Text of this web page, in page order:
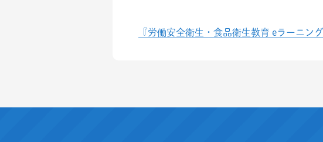
『労働安全衛生・食品衛生教育 eラーニン